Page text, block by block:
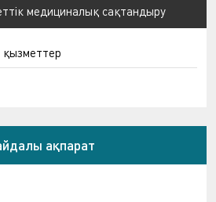
медициналық сақтандыру
қызметтер
ақпарат